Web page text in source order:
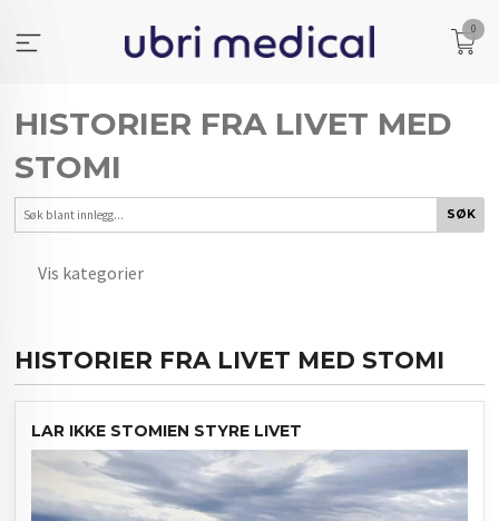
innholdet
0
HISTORIER FRA LIVET MED
STOMI
Vis kategorier
HISTORIER FRA LIVET MED STOMI
LAR IKKE STOMIEN STYRE LIVET